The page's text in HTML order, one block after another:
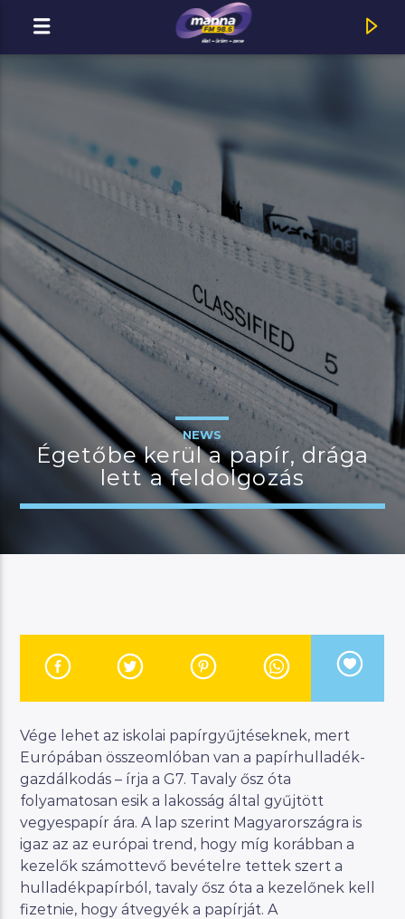
MOST ADÁSBAN
MannaFM
JELENLEGI MŰSOR
MANNA SELECTION BY
Manna FM
NEWS
Égetőbe kerül a papír, drága
lett a feldolgozás
Vége lehet az iskolai papírgyűjtéseknek, mert
Európában összeomlóban van a papírhulladék-
gazdálkodás – írja a G7. Tavaly ősz óta
folyamatosan esik a lakosság által gyűjtött
vegyespapír ára. A lap szerint Magyarországra is
igaz az az európai trend, hogy míg korábban a
kezelők számottevő bevételre tettek szert a
hulladékpapírból, tavaly ősz óta a kezelőnek kell
fizetnie, hogy átvegyék a papírját. A